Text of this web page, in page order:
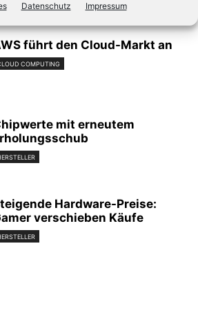
Datenschutz Impressum
Artikel
führt den Cloud-Markt an
COMPUTING
mit erneutem
Hardware-Preise:
verschieben Käufe